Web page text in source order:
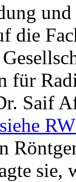
und
die
für
Saif
sie,